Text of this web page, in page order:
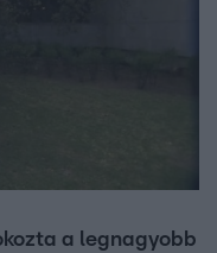
a legnagyobb